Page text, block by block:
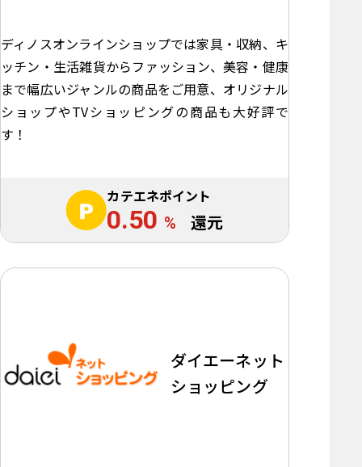
ディノスオンラインショップでは家具・収納、キ
ッチン・生活雑貨からファッション、美容・健康
まで幅広いジャンルの商品をご用意、オリジナル
ショップやTVショッピングの商品も大好評で
す！
カテエネポイント
0.50 % 還元
ダイエーネット
ショッピング